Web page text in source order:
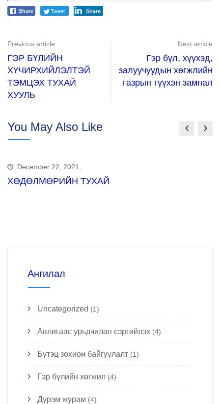
Share Tweet Share
Previous article
ГЭР БҮЛИЙН
ХҮЧИРХИЙЛЭЛТЭЙ
ТЭМЦЭХ ТУХАЙ
ХУУЛЬ
Next article
Гэр бүл, хүүхэд,
залуучуудын хөгжлийн
газрын түүхэн замнал
You May Also Like
December 22, 2021,
ХӨДӨЛМӨРИЙН ТУХАЙ
Ангилал
Uncategorized (1)
Авлигаас урьдчилан сэргийлэх (4)
Бүтэц зохион байгуулалт (1)
Гэр бүлийн хөгжил (4)
Дүрэм журам (4)